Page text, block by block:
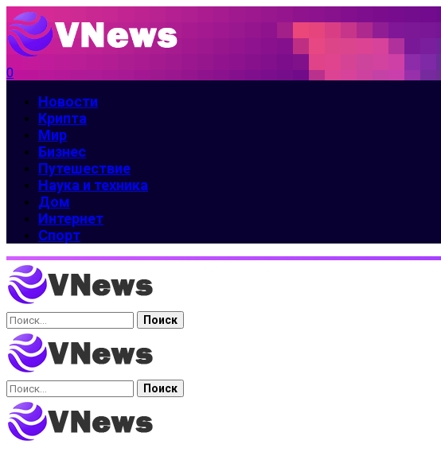
0
Новости
Крипта
Мир
Бизнес
Путешествие
Наука и техника
Дом
Интернет
Спорт
Найти:
Найти: